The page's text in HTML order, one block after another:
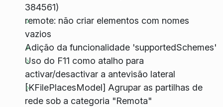
384561)
remote: não criar elementos com nomes
vazios
Adição da funcionalidade 'supportedSchemes'
Uso do F11 como atalho para
activar/desactivar a antevisão lateral
[KFilePlacesModel] Agrupar as partilhas de
rede sob a categoria "Remota"